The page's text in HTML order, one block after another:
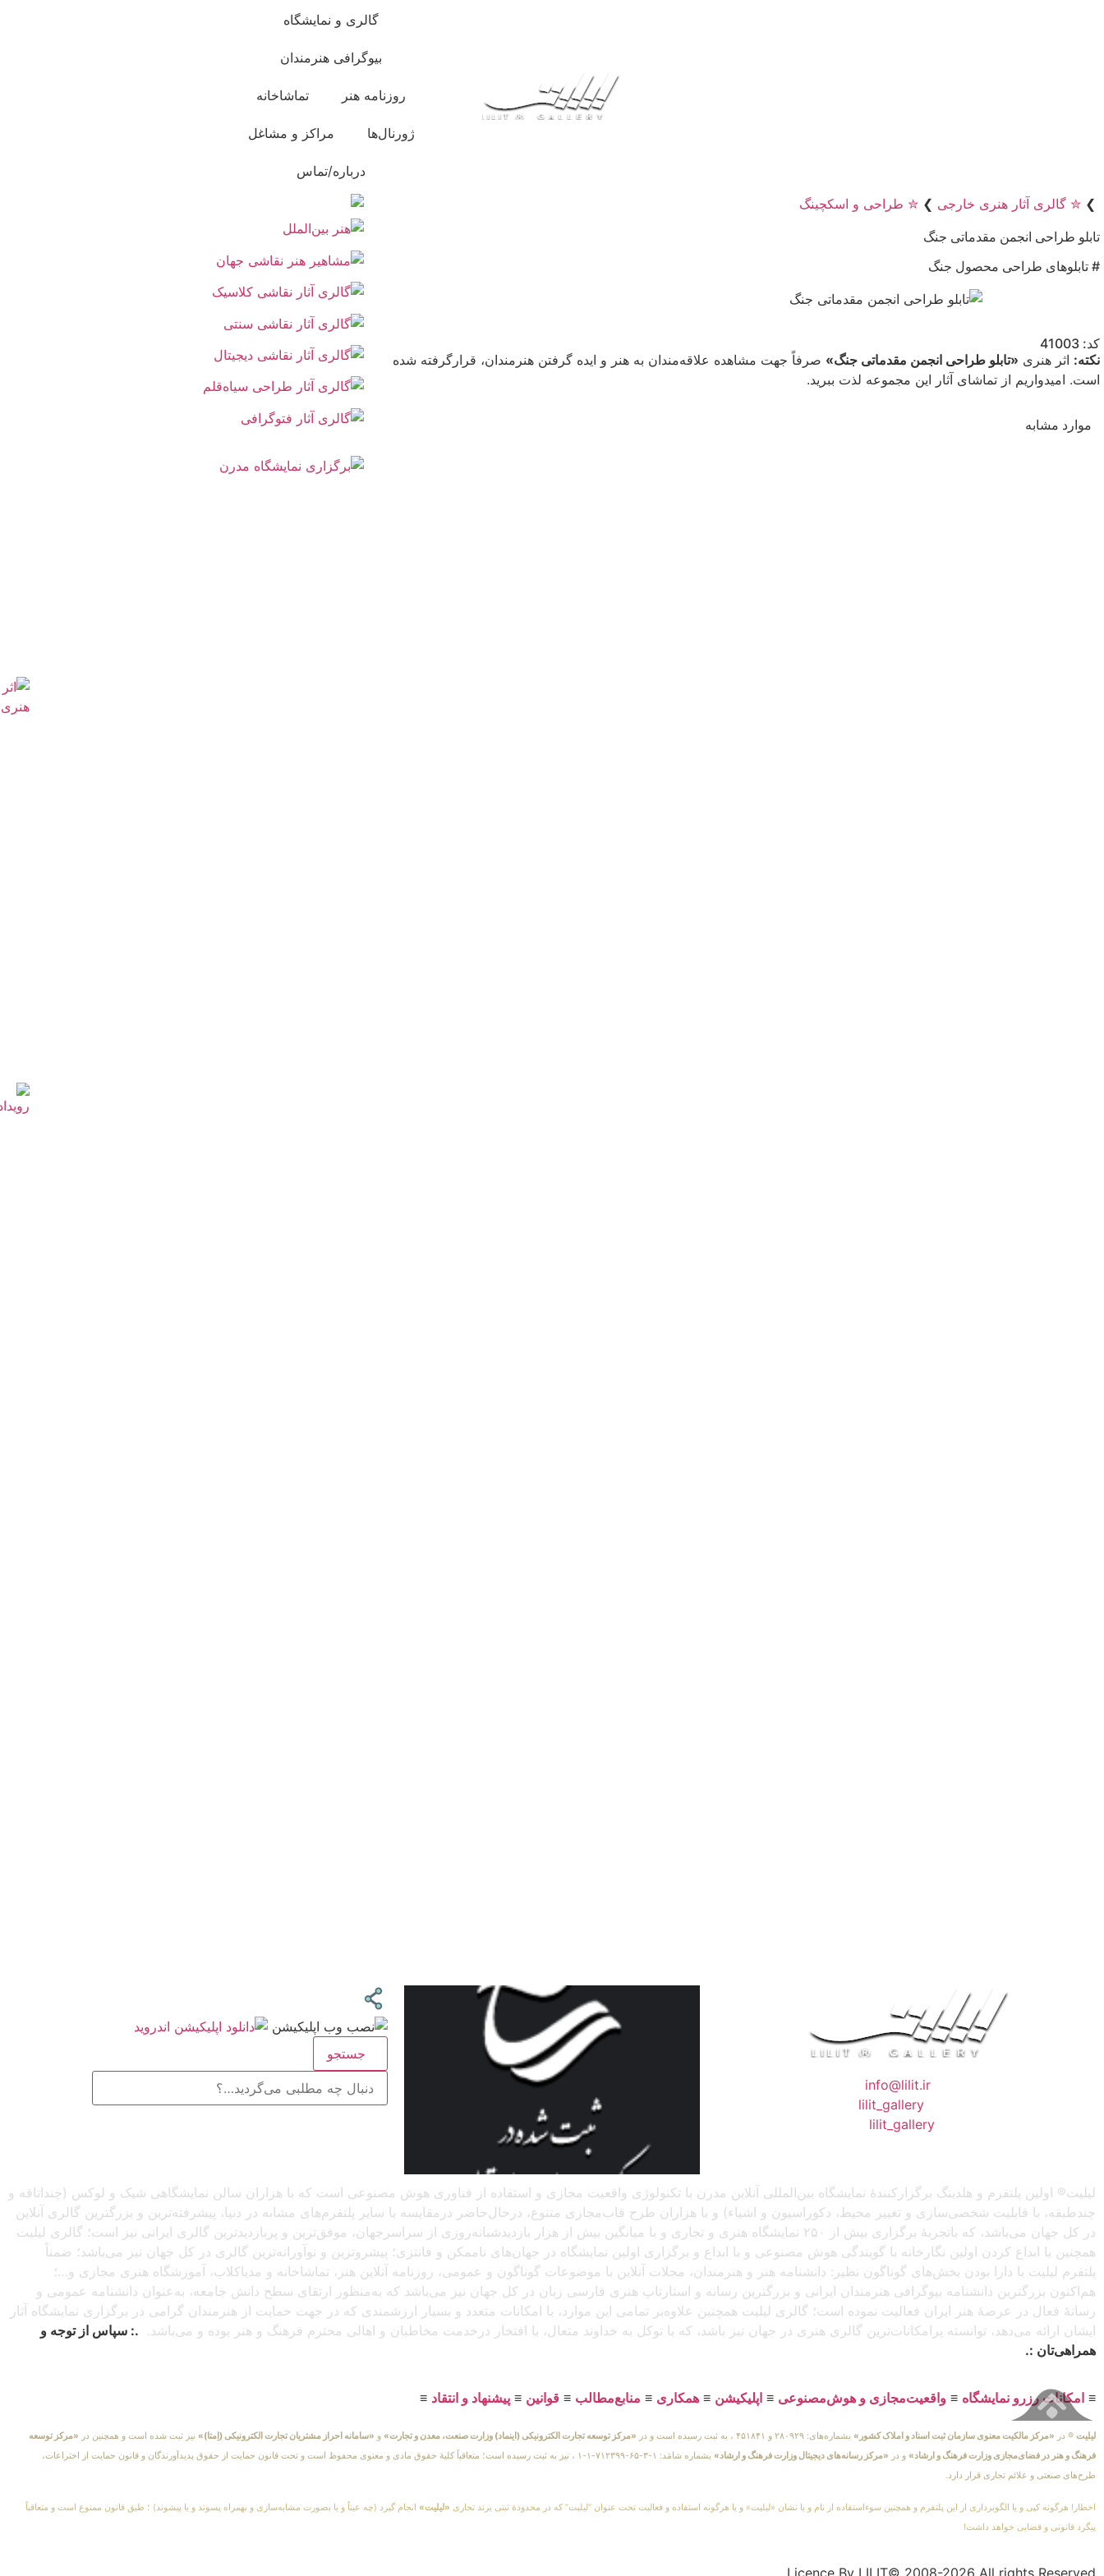
گالری و نمایشگاه
بیوگرافی هنرمندان
روزنامه هنر تماشاخانه
ژورنال‌ها مراکز و مشاغل
درباره/تماس
❯ ✮ گالری آثار هنری خارجی ❯ ✮ طراحی و اسکچینگ
تابلو طراحی انجمن مقدماتی جنگ
# تابلوهای طراحی محصول جنگ
کد: 41003
نکته: اثر هنری «تابلو طراحی انجمن مقدماتی جنگ» صرفاً جهت مشاهده علاقه‌مندان به هنر و ایده گرفتن هنرمندان، قرارگرفته شده
است. امیدواریم از تماشای آثار این مجموعه لذت ببرید.
موارد مشابه
info@lilit.ir
lilit_gallery
lilit_gallery
جستجو
لیلیت® اولین پلتفرم و هلدینگ برگزارکنندهٔ نمایشگاه بین‌المللی آنلاین مدرن با تکنولوژی واقعیت مجازی و استفاده از فناوری هوش مصنوعی است که با هزاران سالن نمایشگاهی شیک و لوکس (چنداتاقه و
چندطبقه، با قابلیت شخصی‌سازی و تغییر محیط، دکوراسیون و اشیاء) و با هزاران طرح قاب‌مجازی متنوع، درحال‌حاضر درمقایسه با سایر پلتفرم‌های مشابه در دنیا، پیشرفته‌ترین و بزرگترین گالری آنلاین
در کل جهان می‌باشد، که باتجربهٔ برگزاری بیش از ۲۵۰ نمایشگاه هنری و تجاری و با میانگین بیش از هزار بازدیدشبانه‌روزی از سراسرجهان، موفق‌ترین و پربازدیدترین گالری ایرانی نیز است؛ گالری لیلیت
همچنین با ابداع کردن اولین نگارخانه با گویندگی هوش مصنوعی و با ابداع و برگزاری اولین نمایشگاه در جهان‌های ناممکن و فانتزی؛ پیشروترین و نوآورانه‌ترین گالری در کل جهان نیز می‌باشد؛ ضمناً
پلتفرم لیلیت با دارا بودن بخش‌های گوناگون نظیر: دانشنامه هنر و هنرمندان، مجلات آنلاین با موضوعات گوناگون و عمومی، روزنامه آنلاین هنر، تماشاخانه و مدیاکلاب، آموزشگاه هنری مجازی و…؛
هم‌اکنون بزرگترین دانشنامه بیوگرافی هنرمندان ایرانی و بزرگترین رسانه و استارتاپ هنری فارسی زبان در کل جهان نیز می‌باشد که به‌منظور ارتقای سطح دانش جامعه، به‌عنوان دانشنامه عمومی و
رسانهٔ فعال در عرصهٔ هنر ایران فعالیت نموده است؛ گالری لیلیت همچنین علاوه‌بر تمامی این موارد، با امکانات متعدد و بسیار ارزشمندی که در جهت حمایت از هنرمندان گرامی در برگزاری نمایشگاه آثار
ایشان ارائه می‌دهد، توانسته پرامکانات‌ترین گالری هنری در جهان نیز باشد، که با توکل به خداوند متعال، با افتخار درخدمت مخاطبان و اهالی محترم فرهنگ و هنر بوده و می‌باشد. .: سپاس از توجه و
همراهی‌تان :.
≡ امکانات رزرو نمایشگاه ≡ واقعیت‌مجازی و هوش‌مصنوعی ≡ اپلیکیشن ≡ همکاری ≡ منابع‌مطالب ≡ قوانین ≡ پیشنهاد و انتقاد ≡
لیلیت ® در «مرکز مالکیت معنوی سازمان ثبت اسناد و املاک کشور» بشماره‌های: ۲۸۰۹۲۹ و ۴۵۱۸۴۱ ، به ثبت رسیده است و در «مرکز توسعه تجارت الکترونیکی (اینماد) وزارت صنعت، معدن و تجارت» و «سامانه احراز مشتریان تجارت الکترونیکی (اِمتا)» نیز ثبت شده است و همچنین در «مرکز توسعه
فرهنگ و هنر در فضای‌مجازی وزارت فرهنگ و ارشاد» و در «مرکز رسانه‌های دیجیتال وزارت فرهنگ و ارشاد»
بشماره شامَد: ۱-۳-۶۵-۷۱۲۳۹۹-۱-۱ ، نیز به ثبت رسیده است؛ متعاقباً کلیهٔ حقوق مادی و معنوی محفوظ است و تحت قانون حمایت از حقوق پدیدآورندگان و قانون حمایت از اختراعات،
طرح‌های صنعتی و علائم تجاری قرار دارد.
اخطار! هرگونه کپی و یا الگوبرداری از این پلتفرم و همچنین سوءاستفاده از نام و یا نشان «لیلیت» و یا هرگونه استفاده و فعالیت تحت عنوان “لیلیت” که در محدودهٔ ثبتی برند تجاری «لیلیت» انجام گیرد (چه عیناً و یا بصورت مشابه‌سازی و بهمراه پسوند و یا پیشوند) ؛ طبق قانون ممنوع است و متعاقباً
پیگرد قانونی و قضایی خواهد داشت!